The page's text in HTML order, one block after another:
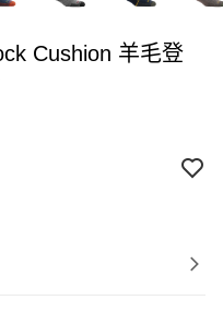
Cushion 羊毛登